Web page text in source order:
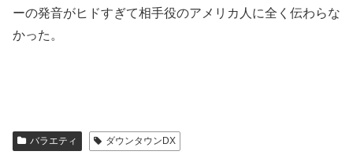
ーの発音がヒドすぎて相手役のアメリカ人に全く伝わらな
かった。
バラエティ ダウンタウンDX